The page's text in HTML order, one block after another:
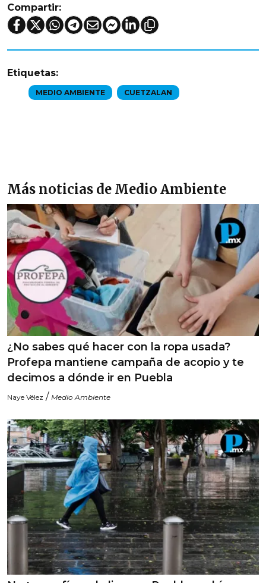
Compartir:
Etiquetas:
MEDIO AMBIENTE CUETZALAN
Más noticias de Medio Ambiente
¿No sabes qué hacer con la ropa usada?
Profepa mantiene campaña de acopio y te
decimos a dónde ir en Puebla
Naye Vélez / Medio Ambiente